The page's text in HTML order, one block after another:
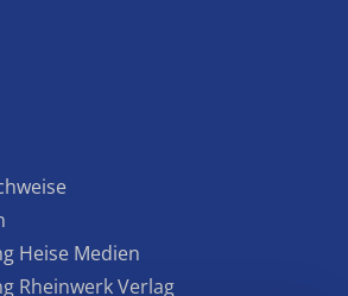
Heise Medien
Rheinwerk Verlag